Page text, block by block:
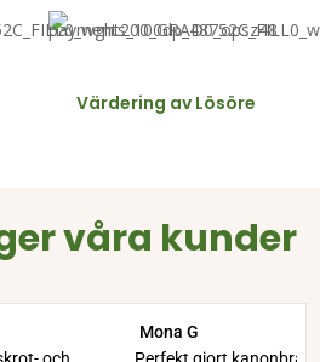
Värdering av Lösöre
våra kunder